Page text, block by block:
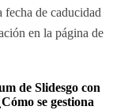
fecha de caducidad
en la página de
de Slidesgo con
se gestiona